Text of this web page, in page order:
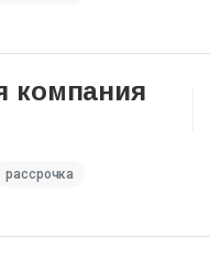
компания
рассрочка